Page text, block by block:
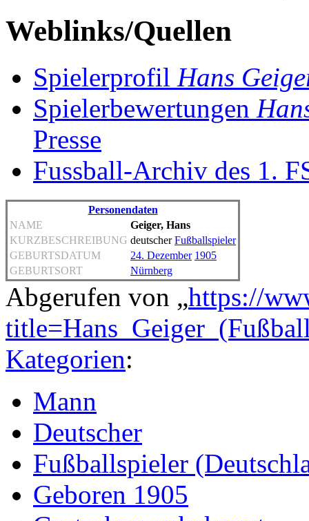
Weblinks/Quellen
Spielerprofil Hans
Spielerbewertungen
Presse
Fussball-Archiv des 1.
Personendaten
NAME
Geiger, Hans
KURZBESCHREIBUNG deutscherFußballspieler
GEBURTSDATUM
24. Dezember 1905
GEBURTSORT
Nürnberg
Abgerufen von „https://
Kategorien:
Mann
Deutscher
Fußballspieler
Geboren 1905